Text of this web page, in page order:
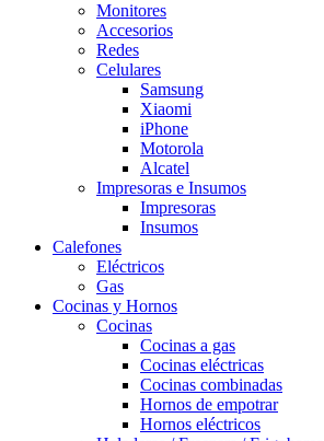
Monitores
Accesorios
Redes
Celulares
Samsung
Xiaomi
iPhone
Motorola
Alcatel
Impresoras e Insumos
Impresoras
Insumos
Calefones
Eléctricos
Gas
Cocinas y Hornos
Cocinas
Cocinas a gas
Cocinas eléctricas
Cocinas combinadas
Hornos de empotrar
Hornos eléctricos